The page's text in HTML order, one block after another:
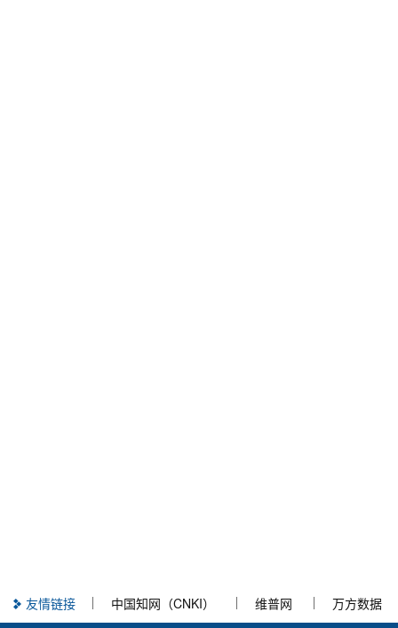
友情链接 中国知网（CNKI） 维普网 万方数据